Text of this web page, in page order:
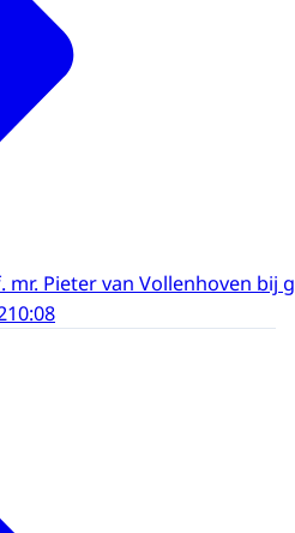
Pieter van Vollenhoven bij
10:08